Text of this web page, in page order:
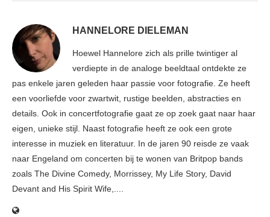
HANNELORE DIELEMAN
Hoewel Hannelore zich als prille twintiger al
verdiepte in de analoge beeldtaal ontdekte ze
pas enkele jaren geleden haar passie voor fotografie. Ze heeft
een voorliefde voor zwartwit, rustige beelden, abstracties en
details. Ook in concertfotografie gaat ze op zoek gaat naar haar
eigen, unieke stijl. Naast fotografie heeft ze ook een grote
interesse in muziek en literatuur. In de jaren 90 reisde ze vaak
naar Engeland om concerten bij te wonen van Britpop bands
zoals The Divine Comedy, Morrissey, My Life Story, David
Devant and His Spirit Wife,....